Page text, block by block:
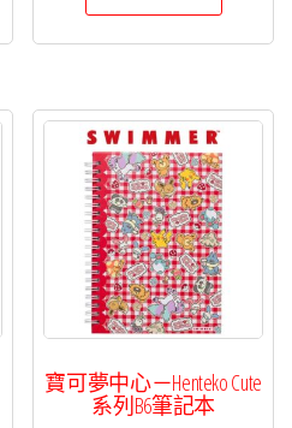
種
款
式。
可
在
產
品
頁
寶可夢中心－Henteko Cute
系列B6筆記本